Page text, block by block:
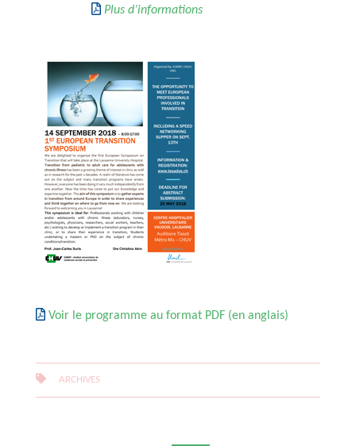
Plus d’informations
Voir le programme au format PDF (en anglais)
ARCHIVES